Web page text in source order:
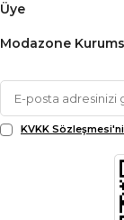
Üye
Modazone
KVKK Sözleşmesi'ni